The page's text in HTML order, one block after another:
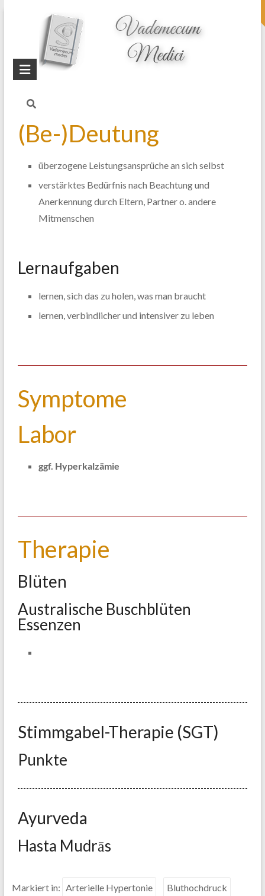
topheader
Startseite
Blog
Hyperthyreose
(Be-)Deutung
überzogene Leistungsansprüche an sich selbst
verstärktes Bedürfnis nach Beachtung und
Anerkennung durch Eltern, Partner o. andere
Mitmenschen
Lernaufgaben
lernen, sich das zu holen, was man braucht
lernen, verbindlicher und intensiver zu leben
Symptome
Labor
ggf. Hyperkalzämie
Therapie
Blüten
Australische Buschblüten
Essenzen
Stimmgabel-Therapie (SGT)
Punkte
Ayurveda
Hasta Mudrās
Markiert in: Arterielle Hypertonie Bluthochdruck